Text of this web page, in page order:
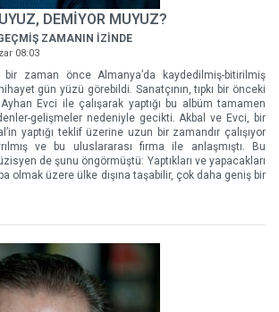
DEMİYOR MUYUZ?
ZAMANIN İZİNDE
08:03
bir zaman önce Almanya’da kaydedilmiş-bitirilmiş
gün yüzü görebildi. Sanatçının, tıpkı bir önceki
Ayhan Evci ile çalışarak yaptığı bu albüm tamamen
gelişmeler nedeniyle gecikti. Akbal ve Evci, bir
yaptığı teklif üzerine uzun bir zamandır çalışıyor
ve bu uluslararası firma ile anlaşmıştı. Bu
de şunu öngörmüştü: Yaptıkları ve yapacakları
olmak üzere ülke dışına taşabilir, çok daha geniş bir